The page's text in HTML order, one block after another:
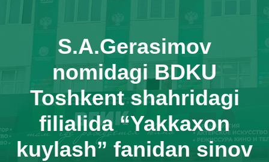
S.A.Gerasimov
nomidagi BDKU
Toshkent shahridagi
filialida “Yakkaxon
kuylash” fanidan sinov